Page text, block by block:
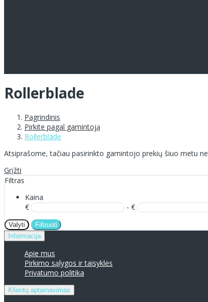
Rollerblade
Pagrindinis
Pirkite pagal gamintoją
Rollerblade
Atsiprašome, tačiau pasirinkto gamintojo prekių šiuo metu
Grįžti
Filtras
Kaina
€
- €
Valyti
Filtruoti
Informacija
Apie mus
Pirkimo sąlygos ir taisyklės
Privatumo politika
Klientų aptarnavimas